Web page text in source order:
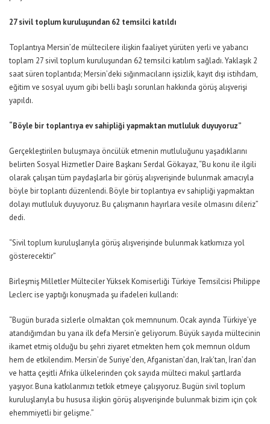
27 sivil toplum kuruluşundan 62 temsilci katıldı
Toplantıya Mersin’de mültecilere ilişkin faaliyet yürüten yerli ve yabancı
toplam 27 sivil toplum kuruluşundan 62 temsilci katılım sağladı. Yaklaşık 2
saat süren toplantıda; Mersin’deki sığınmacıların işsizlik, kayıt dışı istihdam,
eğitim ve sosyal uyum gibi belli başlı sorunları hakkında görüş alışverişi
yapıldı.
“Böyle bir toplantıya ev sahipliği yapmaktan mutluluk duyuyoruz”
Gerçekleştirilen buluşmaya öncülük etmenin mutluluğunu yaşadıklarını
belirten Sosyal Hizmetler Daire Başkanı Serdal Gökayaz, “Bu konu ile ilgili
olarak çalışan tüm paydaşlarla bir görüş alışverişinde bulunmak amacıyla
böyle bir toplantı düzenlendi. Böyle bir toplantıya ev sahipliği yapmaktan
dolayı mutluluk duyuyoruz. Bu çalışmanın hayırlara vesile olmasını dileriz”
dedi.
“Sivil toplum kuruluşlarıyla görüş alışverişinde bulunmak katkımıza yol
gösterecektir”
Birleşmiş Milletler Mülteciler Yüksek Komiserliği Türkiye Temsilcisi Philippe
Leclerc ise yaptığı konuşmada şu ifadeleri kullandı:
“Bugün burada sizlerle olmaktan çok memnunum. Ocak ayında Türkiye’ye
atandığımdan bu yana ilk defa Mersin’e geliyorum. Büyük sayıda mültecinin
ikamet etmiş olduğu bu şehri ziyaret etmekten hem çok memnun oldum
hem de etkilendim. Mersin’de Suriye’den, Afganistan’dan, Irak’tan, İran’dan
ve hatta çeşitli Afrika ülkelerinden çok sayıda mülteci makul şartlarda
yaşıyor. Buna katkılarımızı tetkik etmeye çalışıyoruz. Bugün sivil toplum
kuruluşlarıyla bu hususa ilişkin görüş alışverişinde bulunmak bizim için çok
ehemmiyetli bir gelişme.”